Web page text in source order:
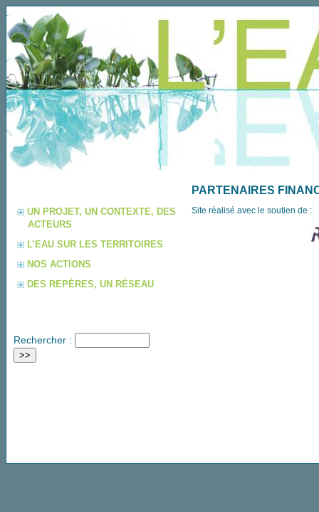
PARTENAIRES
Site réalisé avec le soutien de :
UN PROJET, UN CONTEXTE, DES
ACTEURS
L’EAU SUR LES TERRITOIRES
NOS ACTIONS
DES REPÈRES, UN RÉSEAU
Rechercher :